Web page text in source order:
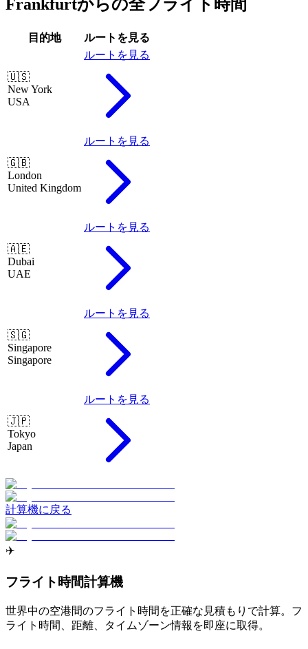
Frankfurtからの全フライト時間
目的地 ルートを見る
🇺🇸
New York
USA
ルートを見る
🇬🇧
London
United Kingdom
ルートを見る
🇦🇪
Dubai
UAE
ルートを見る
🇸🇬
Singapore
Singapore
ルートを見る
🇯🇵
Tokyo
Japan
ルートを見る
計算機に戻る
✈️
フライト時間計算機
世界中の空港間のフライト時間を正確な見積もりで計算。フ
ライト時間、距離、タイムゾーン情報を即座に取得。